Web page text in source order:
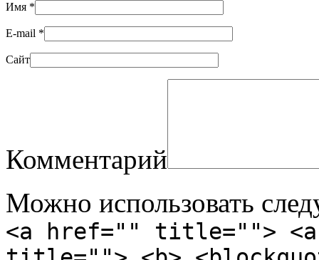
Имя *
E-mail *
Сайт
Комментарий
Можно использовать
<a href="" title="">